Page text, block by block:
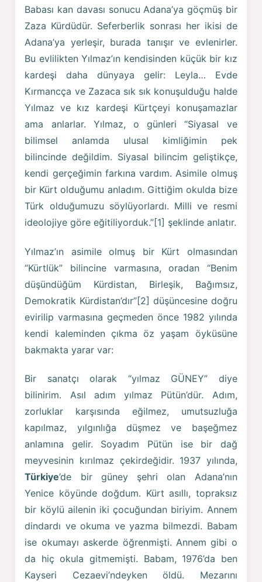
Babası kan davası sonucu Adana’ya göçmüş bir
Zaza Kürdüdür. Seferberlik sonrası her ikisi de
Adana’ya yerleşir, burada tanışır ve evlenirler.
Bu evlilikten Yılmaz’ın kendisinden küçük bir kız
kardeşi daha dünyaya gelir: Leyla… Evde
Kırmancça ve Zazaca sık sık konuşulduğu halde
Yılmaz ve kız kardeşi Kürtçeyi konuşamazlar
ama anlarlar. Yılmaz, o günleri “Siyasal ve
bilimsel anlamda ulusal kimliğimin pek
bilincinde değildim. Siyasal bilincim geliştikçe,
kendi gerçeğimin farkına vardım. Asimile olmuş
bir Kürt olduğumu anladım. Gittiğim okulda bize
Türk olduğumuzu söylüyorlardı. Milli ve resmi
ideolojiye göre eğitiliyorduk.”[1] şeklinde anlatır.
Yılmaz’ın asimile olmuş bir Kürt olmasından
“Kürtlük” bilincine varmasına, oradan “Benim
düşündüğüm Kürdistan, Birleşik, Bağımsız,
Demokratik Kürdistan’dır”[2] düşüncesine doğru
evirilip varmasına geçmeden önce 1982 yılında
kendi kaleminden çıkma öz yaşam öyküsüne
bakmakta yarar var:
Bir sanatçı olarak “yılmaz GÜNEY” diye
bilinirim. Asıl adım yılmaz Pütün’dür. Adım,
zorluklar karşısında eğilmez, umutsuzluğa
kapılmaz, yılgınlığa düşmez ve başeğmez
anlamına gelir. Soyadım Pütün ise bir dağ
meyvesinin kırılmaz çekirdeğidir. 1937 yılında,
Türkiye’de bir güney şehri olan Adana’nın
Yenice köyünde doğdum. Kürt asıllı, topraksız
bir köylü ailenin iki çocuğundan biriyim. Annem
dindardı ve okuma ve yazma bilmezdi. Babam
ise okumayı askerde öğrenmişti. Annem gibi o
da hiç okula gitmemişti. Babam, 1976’da ben
Kayseri Cezaevi’ndeyken öldü. Mezarını